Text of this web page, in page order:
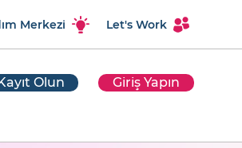
Merkezi Let's Work
Kayıt Olun Giriş Yapın